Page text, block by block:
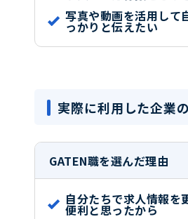
写真や動画を活用して
っかりと伝えたい
実際に利用した企業
GATEN職を選んだ理由
自分たちで求人情報を
便利と思ったから